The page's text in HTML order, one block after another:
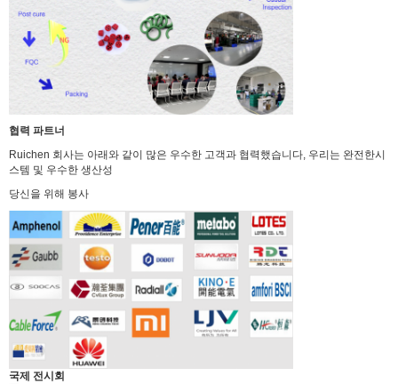
협력 파트너
Ruichen 회사는 아래와 같이 많은 우수한 고객과 협력했습니다, 우리는 완전한시
스템 및 우수한 생산성
당신을 위해 봉사
국제 전시회